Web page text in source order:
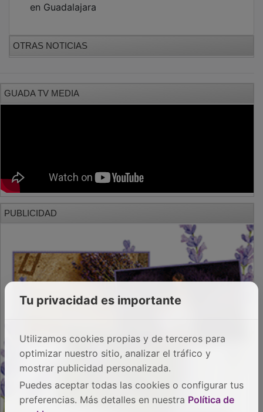
en Guadalajara
OTRAS NOTICIAS
GUADA TV MEDIA
PUBLICIDAD
Tu privacidad es importante
Utilizamos cookies propias y de terceros para
optimizar nuestro sitio, analizar el tráfico y
mostrar publicidad personalizada.
Puedes aceptar todas las cookies o configurar tus
preferencias. Más detalles en nuestra Política de